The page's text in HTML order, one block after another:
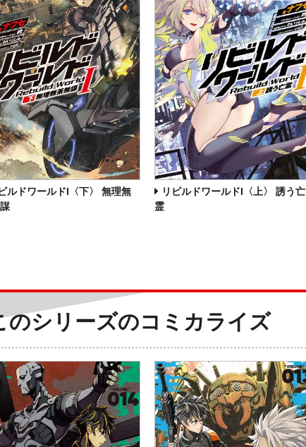
ルドワールドI〈下〉 無理無
リビルドワールドI〈上〉 誘う亡
霊
のシリーズのコミカライズ